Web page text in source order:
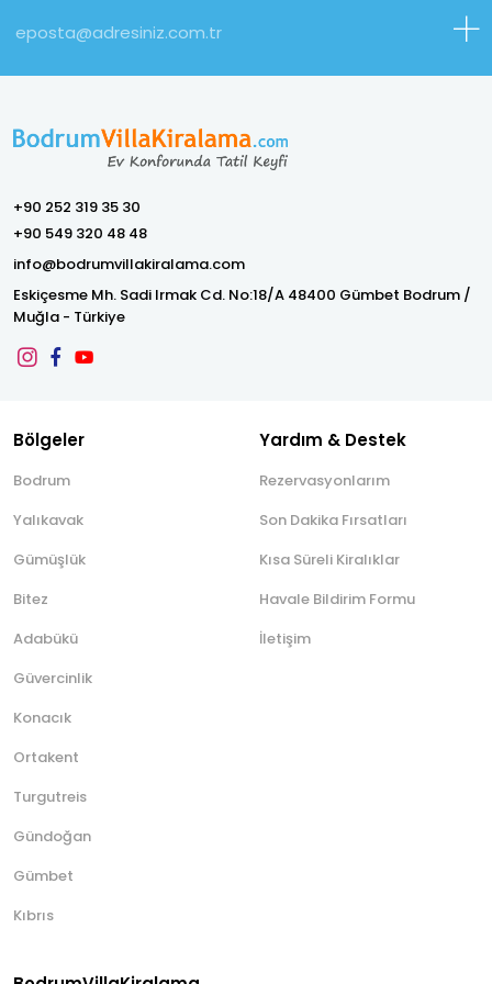
Bekir Yucel
(Mükemmel)
clean facilities and very private with good size inground
pool. Walking distance to shops short drive to beach.
We were very happy to pick this place for our stay and
definitely will return. Bekir Yucel Melbourne Australia
+90 252 319 35 30
+90 549 320 48 48
info@bodrumvillakiralama.com
Eskiçesme Mh. Sadi Irmak Cd. No:18/A 48400 Gümbet Bodrum /
Muğla - Türkiye
Bölgeler
Bodrum
Yalıkavak
Gümüşlük
Bitez
Adabükü
Güvercinlik
Konacık
Ortakent
Turgutreis
Gündoğan
Gümbet
Kıbrıs
Yardım & Destek
Rezervasyonlarım
Son Dakika Fırsatları
Kısa Süreli Kiralıklar
Havale Bildirim Formu
İletişim